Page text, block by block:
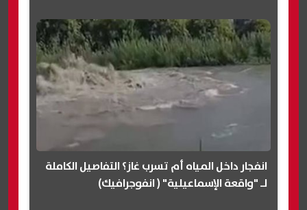
انفجار داخل المياه أم تسرب غاز؟ التفاصيل الكاملة
لـ "واقعة الإسماعيلية" ( انفوجرافيك)